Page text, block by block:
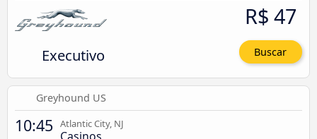
Executivo
R$ 47
Buscar
Greyhound US
10:45 Atlantic City, NJ